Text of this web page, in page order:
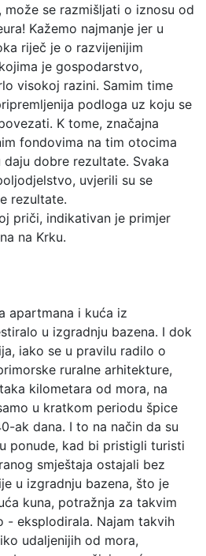
može se razmišljati o iznosu od
Kažemo najmanje jer u
riječ je o razvijenijim
je gospodarstvo,
visokoj razini. Samim time
podloga uz koju se
K tome, značajna
fondovima na tim otocima
dobre rezultate. Svaka
uvjerili su se
rezultate.
priči, indikativan je primjer
na Krku.
apartmana i kuća iz
u izgradnju bazena. I dok
iako se u pravilu radilo o
ruralne arhitekture,
kilometara od mora, na
u kratkom periodu špice
ak dana. I to na način da su
ponude, kad bi pristigli turisti
smještaja ostajali bez
u izgradnju bazena, što je
kuna, potražnja za takvim
- eksplodirala. Najam takvih
udaljenijih od mora,